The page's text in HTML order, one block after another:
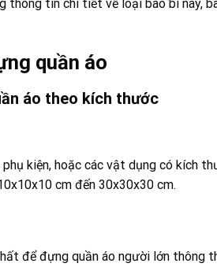
thông tin chi tiết về loại bao bì này,
quần áo
áo theo kích thước
kiện, hoặc các vật dụng có kích
cm đến 30x30x30 cm.
để đựng quần áo người lớn thông